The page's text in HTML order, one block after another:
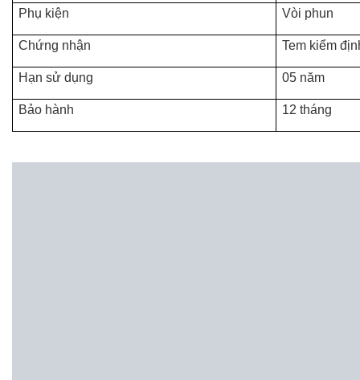
Phụ kiện Vòi phun
Chứng nhận Tem kiểm
Hạn sử dụng 05 năm
Bảo hành 12 tháng